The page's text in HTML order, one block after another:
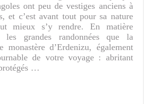
ont peu de vestiges anciens à
et c’est avant tout pour sa nature
mieux s’y rendre. En matière
les grandes randonnées que la
d’Erdenizu, également
de votre voyage : abritant
…